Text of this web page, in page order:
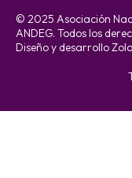
© 2025 Asociación
ANDEG. Todos los
Diseño y desarrollo